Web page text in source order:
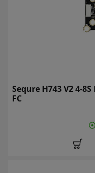
Sequre H743 V2 4-
FC